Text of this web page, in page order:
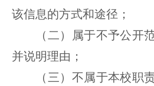
该信息的方式和途径；
（二）属于不予公开
并说明理由；
（三）不属于本校职